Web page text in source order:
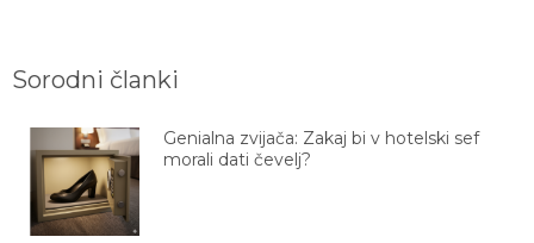
Sorodni članki
Genialna zvijača: Zakaj bi v hotelski sef
morali dati čevelj?